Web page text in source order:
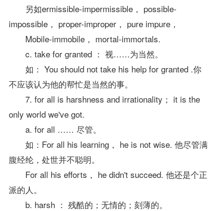
另如ermissible-impermissible， possible-
impossible， proper-improper， pure impure，
Mobile-immobile， mortal-immortals.
c. take for granted ： 视……为当然。
如： You should not take his help for granted .你
不应该认为他的帮忙是当然的事。
7. for all is harshness and irrationality； it is the
only world we've got.
a. for all …… 尽管。
如：For all his learning， he is not wise. 他尽管满
腹经纶，处世并不聪明。
For all his efforts， he didn't succeed. 他还是个正
派的人。
b. harsh ： 残酷的；无情的；刻薄的。